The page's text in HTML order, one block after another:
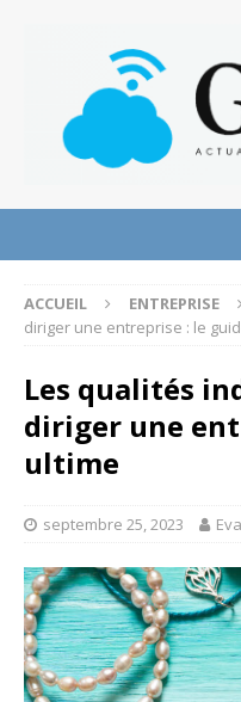
ACCUEIL ENTREPRISE
diriger une entreprise : le
Les qualités
diriger une
ultime
septembre 25, 2023